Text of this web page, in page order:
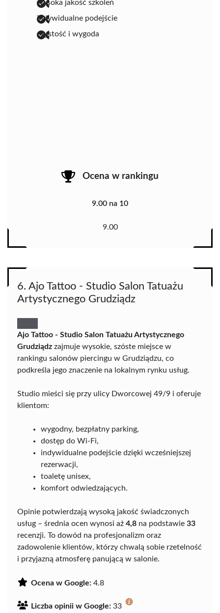
wysoka jakość szkoleń
indywidualne podejście
czystość i wygoda
Ocena w rankingu
9.00 na 10
9.00
6. Ajo Tattoo - Studio Salon Tatuażu
Artystycznego Grudziądz
Ajo Tattoo - Studio Salon Tatuażu Artystycznego
Grudziądz zajmuje wysokie, szóste miejsce w
rankingu salonów piercingu w Grudziądzu, co
podkreśla jego znaczenie na lokalnym rynku usług.
Studio mieści się przy ulicy Dworcowej 49/9 i oferuje
klientom:
wygodny, bezpłatny parking,
dostęp do Wi-Fi,
indywidualne podejście dzięki wcześniejszej
rezerwacji,
toaletę unisex,
komfort odwiedzających.
Opinie potwierdzają wysoką jakość świadczonych
usług – średnia ocen wynosi aż 4,8 na podstawie 33
recenzji. To dowód na profesjonalizm oraz
zadowolenie klientów, którzy chwalą sobie rzetelność
i przyjazną atmosferę panującą w salonie.
Ocena w Google: 4.8
Liczba opinii w Google: 33